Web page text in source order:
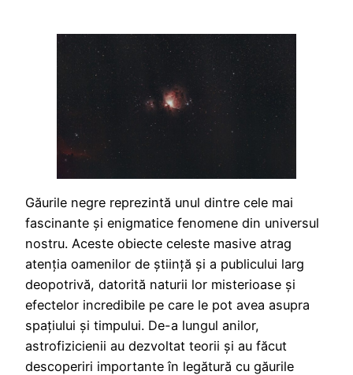
Găurile negre reprezintă unul dintre cele mai
fascinante și enigmatice fenomene din universul
nostru. Aceste obiecte celeste masive atrag
atenția oamenilor de știință și a publicului larg
deopotrivă, datorită naturii lor misterioase și
efectelor incredibile pe care le pot avea asupra
spațiului și timpului. De-a lungul anilor,
astrofizicienii au dezvoltat teorii și au făcut
descoperiri importante în legătură cu găurile